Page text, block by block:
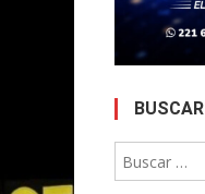
BUSCAR